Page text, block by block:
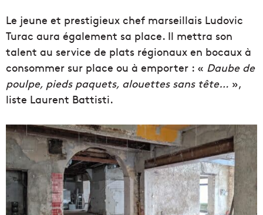
Le jeune et prestigieux chef marseillais Ludovic
Turac aura également sa place. Il mettra son
talent au service de plats régionaux en bocaux à
consommer sur place ou à emporter : « Daube de
poulpe, pieds paquets, alouettes sans tête… »,
liste Laurent Battisti.